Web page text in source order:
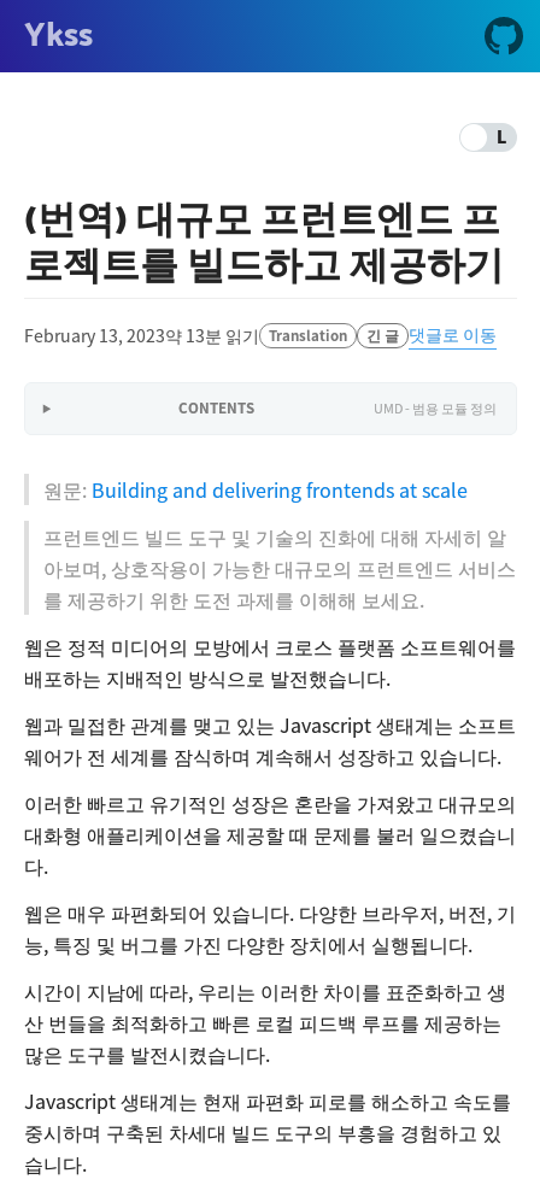
Ykss
L
(번역) 대규모 프런트엔드 프
로젝트를 빌드하고 제공하기
February 13, 2023약 13분 읽기 Translation 긴 글 댓글로 이동
CONTENTS UMD - 범용 모듈 정의
원문: Building and delivering frontends at scale
프런트엔드 빌드 도구 및 기술의 진화에 대해 자세히 알
아보며, 상호작용이 가능한 대규모의 프런트엔드 서비스
를 제공하기 위한 도전 과제를 이해해 보세요.
웹은 정적 미디어의 모방에서 크로스 플랫폼 소프트웨어를
배포하는 지배적인 방식으로 발전했습니다.
웹과 밀접한 관계를 맺고 있는 Javascript 생태계는 소프트
웨어가 전 세계를 잠식하며 계속해서 성장하고 있습니다.
이러한 빠르고 유기적인 성장은 혼란을 가져왔고 대규모의
대화형 애플리케이션을 제공할 때 문제를 불러 일으켰습니
다.
웹은 매우 파편화되어 있습니다. 다양한 브라우저, 버전, 기
능, 특징 및 버그를 가진 다양한 장치에서 실행됩니다.
시간이 지남에 따라, 우리는 이러한 차이를 표준화하고 생
산 번들을 최적화하고 빠른 로컬 피드백 루프를 제공하는
많은 도구를 발전시켰습니다.
Javascript 생태계는 현재 파편화 피로를 해소하고 속도를
중시하며 구축된 차세대 빌드 도구의 부흥을 경험하고 있
습니다.